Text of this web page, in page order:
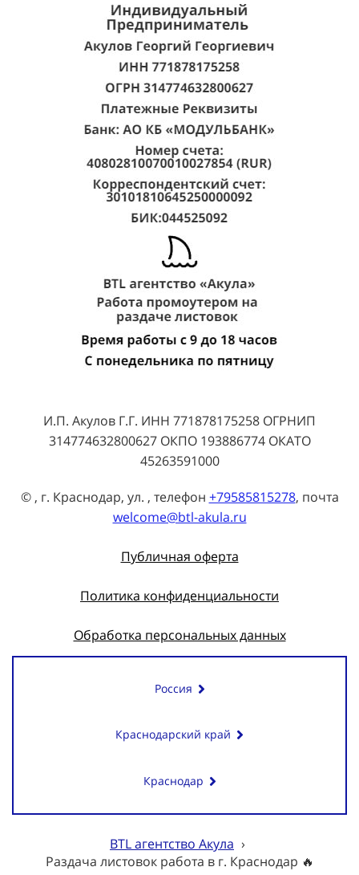
И.П. Акулов Г.Г. ИНН 771878175258 ОГРНИП
314774632800627 ОКПО 193886774 ОКАТО
45263591000
© , г. Краснодар, ул. , телефон +79585815278, почта
welcome@btl-akula.ru
Публичная оферта
Политика конфиденциальности
Обработка персональных данных
Россия
Краснодарский край
Краснодар
BTL агентство Акула ›
Раздача листовок работа в г. Краснодар 🔥